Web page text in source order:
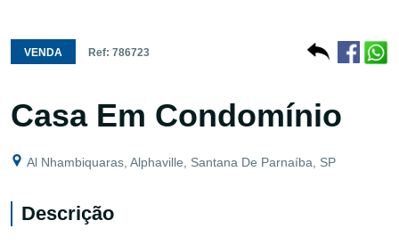
VENDA Ref: 786723
Casa Em Condomínio
Al Nhambiquaras, Alphaville, Santana De Parnaíba, SP
Descrição